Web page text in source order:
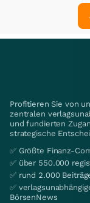
Profitieren Sie von
zentralen
und fundierten
strategische
✅ Größte Finanz-
✅ über 550.000
✅ rund 2.000
✅
BörsenNews